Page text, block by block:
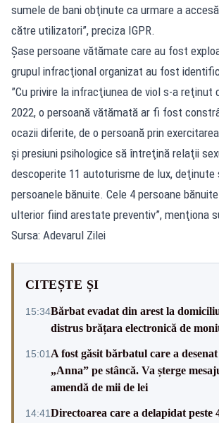
sumele de bani obţinute ca urmare a
către utilizatori”, preciza IGPR.
Şase persoane vătămate care au fost
grupul infracţional organizat au fost
”Cu privire la infracţiunea de viol s-a reţinut
2022, o persoană vătămată ar fi fost
ocazii diferite, de o persoană prin
şi presiuni psihologice să întreţină relaţii
descoperite 11 autoturisme de lux,
persoanele bănuite. Cele 4 persoane
ulterior fiind arestate preventiv”, menţiona
Sursa: Adevarul Zilei
CITEȘTE ȘI
15:34Bărbat evadat din arest la
distrus brățara electronică de
15:01 A fost găsit bărbatul care a
„Anna” pe stâncă. Va șterge
amendă de mii de lei
14:41Directoarea care a delapidat peste